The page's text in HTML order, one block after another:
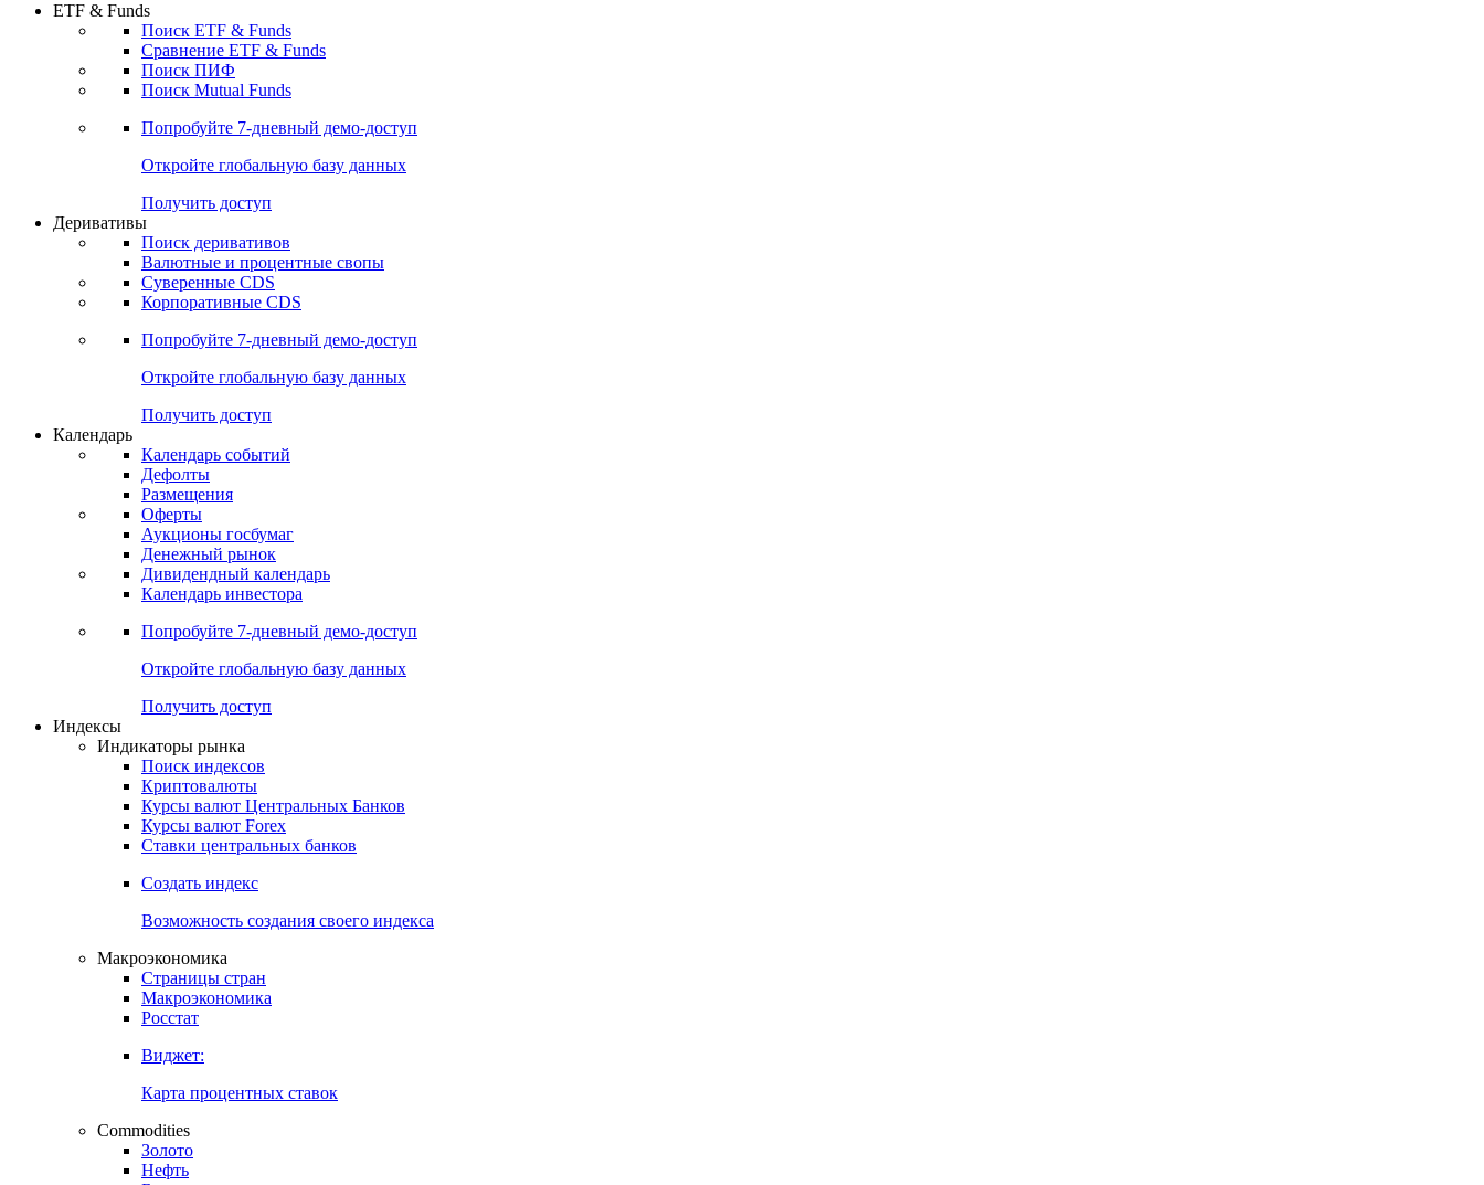
Откройте глобальную базу данных
Получить доступ
ETF & Funds
Поиск ETF & Funds
Сравнение ETF & Funds
Поиск ПИФ
Поиск Mutual Funds
Попробуйте7-дневный
Откройте глобальную базу данных
Получить доступ
Деривативы
Поиск деривативов
Валютные и процентные свопы
Суверенные CDS
Корпоративные CDS
Попробуйте7-дневный
Откройте глобальную базу данных
Получить доступ
Календарь
Календарь событий
Дефолты
Размещения
Оферты
Аукционы госбумаг
Денежный рынок
Дивидендный календарь
Календарь инвестора
Попробуйте7-дневный
Получить доступ
Индикаторы рынка
Поиск индексов
Криптовалюты
Курсы валют Центральных Банков
Курсы валют Forex
Ставки центральных банков
Создать индекс
Возможность создания своего индекса
Макроэкономика
Страницы стран
Макроэкономика
Росстат
Виджет:
Карта процентных ставок